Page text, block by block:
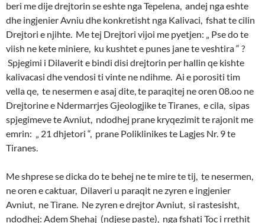
beri me dije drejtorin se eshte nga Tepelena, andej nga eshte
dhe ingjenier Avniu dhe konkretisht nga Kalivaci, fshat te cilin
Drejtori e njihte. Me tej Drejtori vijoi me pyetjen: „ Pse do te
viish ne kete miniere, ku kushtet e punes jane te veshtira “ ?
Spjegimi i Dilaverit e bindi disi drejtorin per hallin qe kishte
kalivacasi dhe vendosi ti vinte ne ndihme. Ai e porositi tim
vella qe, te nesermen e asaj dite, te paraqitej ne oren 08.oo ne
Drejtorine e Ndermarrjes Gjeologjike te Tiranes, e cila, sipas
spjegimeve te Avniut, ndodhej prane kryqezimit te rajonit me
emrin: „ 21 dhjetori “, prane Poliklinikes te Lagjes Nr. 9 te
Tiranes.
Me shprese se dicka do te behej ne te mire te tij, te nesermen,
ne oren e caktuar, Dilaveri u paraqit ne zyren e ingjenier
Avniut, ne Tirane. Ne zyren e drejtor Avniut, si rastesisht,
ndodhej: Adem Shehaj (ndjese paste), nga fshati Toc i rrethit